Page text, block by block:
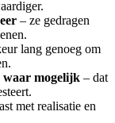
– ze gedragen
lang genoeg om
waar mogelijk – dat
met realisatie en